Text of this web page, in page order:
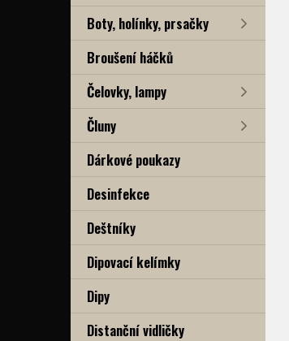
Boty, holínky, prsačky
Broušení háčků
Čelovky, lampy
Čluny
Dárkové poukazy
Desinfekce
Deštníky
Dipovací kelímky
Dipy
Distanční vidličky